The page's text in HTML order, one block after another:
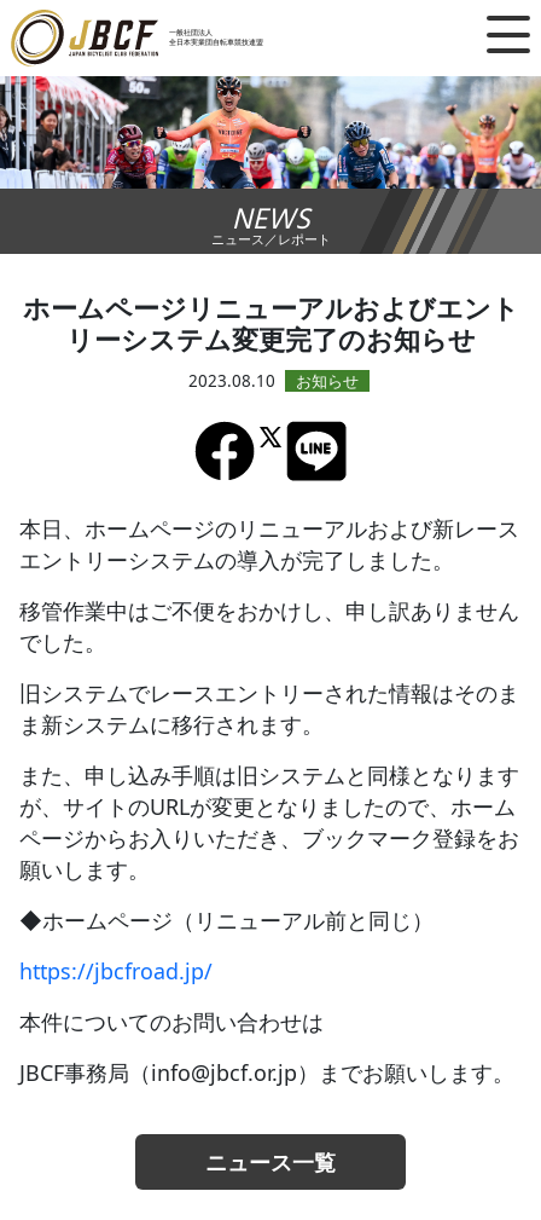
一般社団法人
全日本実業団自転車競技連盟
×
ニュース
レース日程
ランキング
チーム・選手
競技ガイド
加盟・登録
エントリー
JBCF ROAD SERIESとは
NEWS
ニュース／レポート
ホームページリニューアルおよびエント
リーシステム変更完了のお知らせ
2023.08.10
本日、ホームページのリニューアルおよび新レース
エントリーシステムの導入が完了しました。
移管作業中はご不便をおかけし、申し訳ありません
でした。
旧システムでレースエントリーされた情報はそのま
ま新システムに移行されます。
また、申し込み手順は旧システムと同様となります
が、サイトのURLが変更となりましたので、ホーム
ページからお入りいただき、ブックマーク登録をお
願いします。
◆ホームページ（リニューアル前と同じ）
https://jbcfroad.jp/
本件についてのお問い合わせは
JBCF事務局（info@jbcf.or.jp）までお願いします。
ニュース一覧